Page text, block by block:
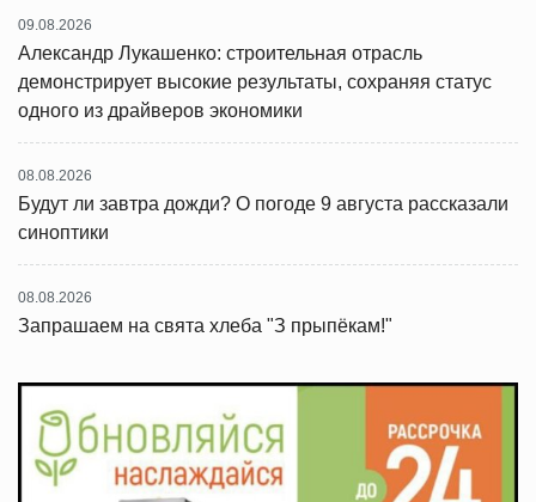
09.08.2026
Александр Лукашенко: строительная отрасль
демонстрирует высокие результаты, сохраняя статус
одного из драйверов экономики
08.08.2026
Будут ли завтра дожди? О погоде 9 августа рассказали
синоптики
08.08.2026
Запрашаем на свята хлеба "З прыпёкам!"